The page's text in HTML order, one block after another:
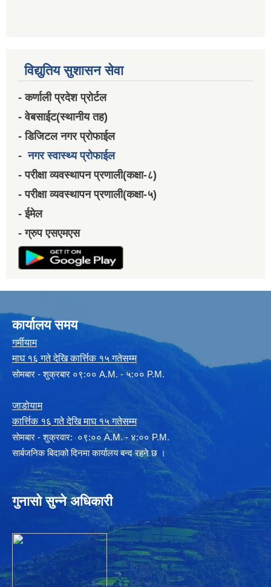
विद्युतिय सुशासन सेवा
- कर्णाली प्रदेश प्रोर्टल
- वेबसाईट(स्थानीय तह)
- डिजिटल नगर प्रोफाईल
-नगर स्वास्थ्य प्रोफाईल
- परीक्षा व्यवस्थापन प्रणाली(कक्षा-८)
- परीक्षा व्यवस्थापन प्रणाली(कक्षा-५)
- ईमेल
- ग्रुप एसएमएस
कार्यालय समय
गर्मीयाम
माघ १६ गते देखि कार्त्तिक १५ गतेसम्म
सोमबार - शुक्रबार ०९:०० A.M. - ५:०० P.M.
जाडोयाम
कार्त्तिक १६ गते देखि माघ १५ गतेसम्म
साेमबार - शुक्रवार: ०९:०० A.M. - ४:०० P.M.
सार्बजनिक बिदाको दिनमा कार्यालय बन्द रहने छ ।
गुनासो सुन्ने अधिकारी